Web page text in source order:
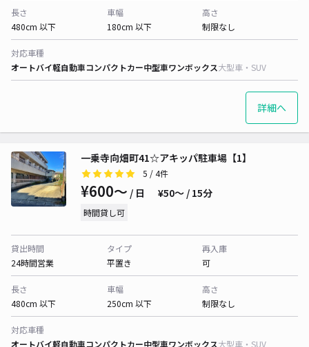
長さ
480cm 以下
車幅
180cm 以下
高さ
制限なし
対応車種
オートバイ軽自動車コンパクトカー中型車ワンボックス大型車・SUV
詳細へ
一乗寺向畑町41☆アキッパ駐車場【1】
5 / 4件
¥600〜 / 日 ¥50〜 / 15分
時間貸し可
貸出時間
24時間営業
タイプ
平置き
再入庫
可
長さ
480cm 以下
車幅
250cm 以下
高さ
制限なし
対応車種
オートバイ軽自動車コンパクトカー中型車ワンボックス大型車・SUV